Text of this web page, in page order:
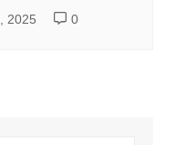
2025 0